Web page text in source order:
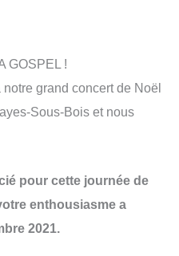
GOSPEL !
grand concert de Noël
Sous-Bois et nous
pour cette journée de
enthousiasme a
2021.